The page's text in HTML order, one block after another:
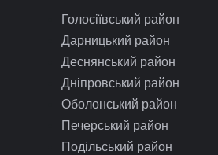
Голосіївський район
Дарницький район
Деснянський район
Дніпровський район
Оболонський район
Печерський район
Подільський район